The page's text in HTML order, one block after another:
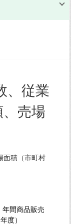
、従業
売場
面積（市町村
間商品販売
度）